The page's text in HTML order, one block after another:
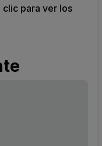
clic para ver los